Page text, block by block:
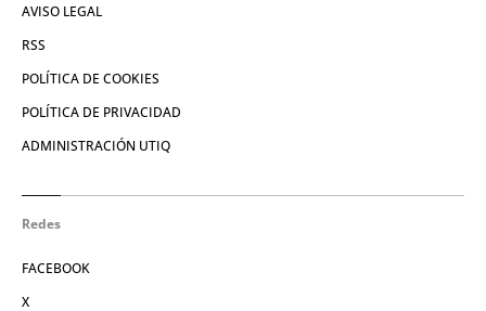
AVISO LEGAL
RSS
POLÍTICA DE COOKIES
POLÍTICA DE PRIVACIDAD
ADMINISTRACIÓN UTIQ
Redes
FACEBOOK
X